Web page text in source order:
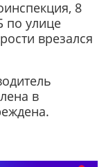
8
по улице
врезался
в